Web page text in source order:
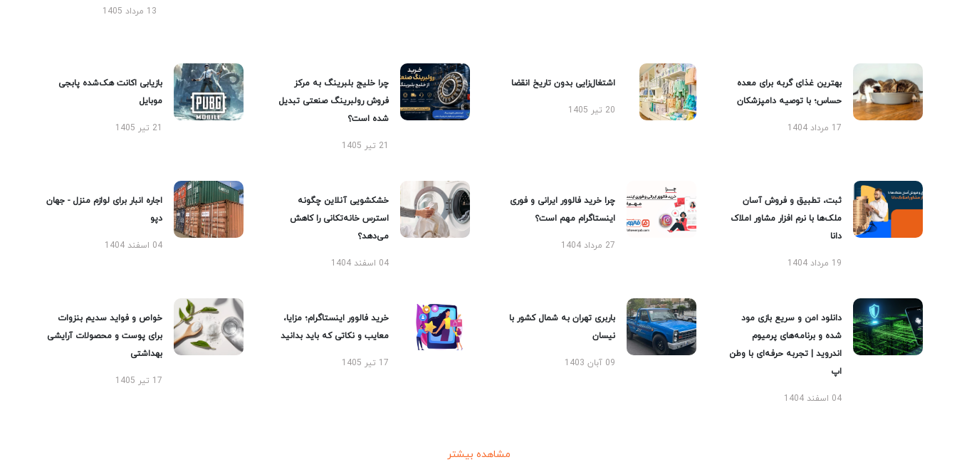
13 مرداد 1405
بهترین غذای گربه برای معده
حساس؛ با توصیه دامپزشکان
17 مرداد 1404
اشتغال‌زایی بدون تاریخ انقضا
20 تیر 1405
چرا خلیج بلبرینگ به مرکز
فروش رولبرینگ صنعتی تبدیل
شده است؟
21 تیر 1405
بازیابی اکانت هک‌شده پابجی
موبایل
21 تیر 1405
ثبت، تطبیق و فروش آسان
ملک‌ها با نرم افزار مشاور املاک
دانا
19 مرداد 1404
چرا خرید فالوور ایرانی و فوری
اینستاگرام مهم است؟
27 مرداد 1404
خشکشویی آنلاین چگونه
استرس خانه‌تکانی را کاهش
می‌دهد؟
04 اسفند 1404
اجاره انبار برای لوازم منزل - جهان
دپو
04 اسفند 1404
دانلود امن و سریع بازی مود
شده و برنامه‌های پرمیوم
اندروید | تجربه حرفه‌ای با وطن
اپ
04 اسفند 1404
باربری تهران به شمال کشور با
نیسان
09 آبان 1403
خرید فالوور اینستاگرام؛ مزایا،
معایب و نکاتی که باید بدانید
17 تیر 1405
خواص و فواید سدیم بنزوات
برای پوست و محصولات آرایشی
بهداشتی
17 تیر 1405
مشاهده بیشتر